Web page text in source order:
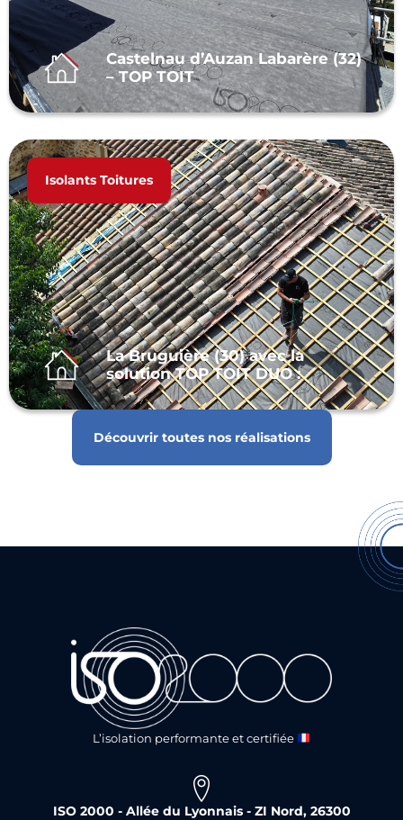
Castelnau d’Auzan Labarère (32)
– TOP TOIT
Isolants Toitures
La Bruguière (30) avec la
solution TOP TOIT DUO :
Découvrir toutes nos réalisations
L’isolation performante et certifiée
ISO 2000 - Allée du Lyonnais - ZI Nord, 26300